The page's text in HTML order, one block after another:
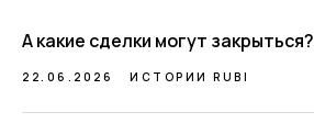
А какие сделки могут закрыться?
22.06.2026 ИСТОРИИ RUBI